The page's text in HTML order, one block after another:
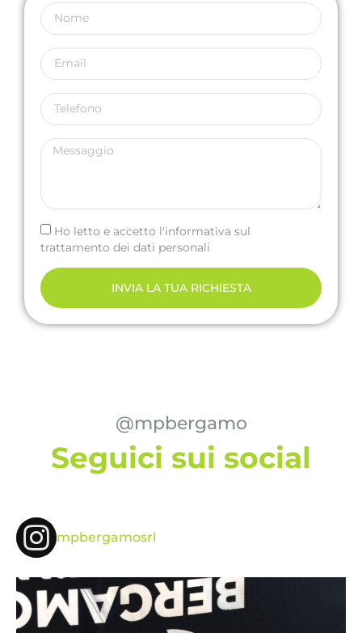
Ho letto e accetto l'informativa sul
trattamento dei dati personali
INVIA LA TUA RICHIESTA
@mpbergamo
Seguici sui social
mpbergamosrl